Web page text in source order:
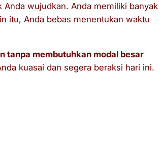
wujudkan. Anda memiliki banyak
itu, Anda bebas menentukan waktu
tanpa membutuhkan modal besar
kuasai dan segera beraksi hari ini.